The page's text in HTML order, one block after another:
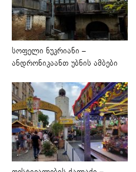
სოფელი ნუკრიანი –
ანდრონიკაანთ უბნის ამბები